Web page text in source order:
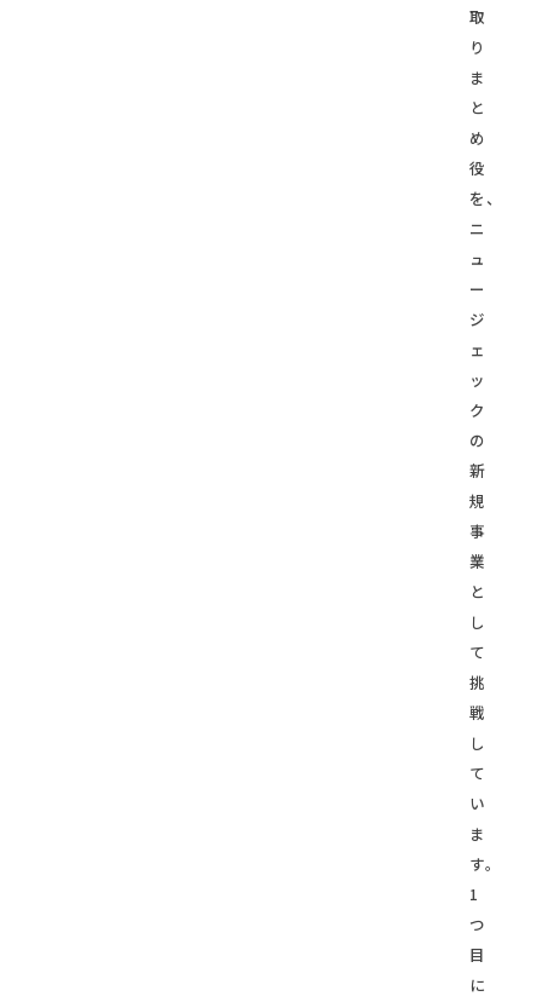
取
り
ま
と
め
役
を、
ニ
ュ
ー
ジ
ェ
ッ
ク
の
新
規
事
業
と
し
て
挑
戦
し
て
い
ま
す。
1
つ
目
に